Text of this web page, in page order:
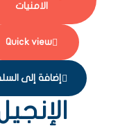
الامنيات
Quick view
إضافة إلى